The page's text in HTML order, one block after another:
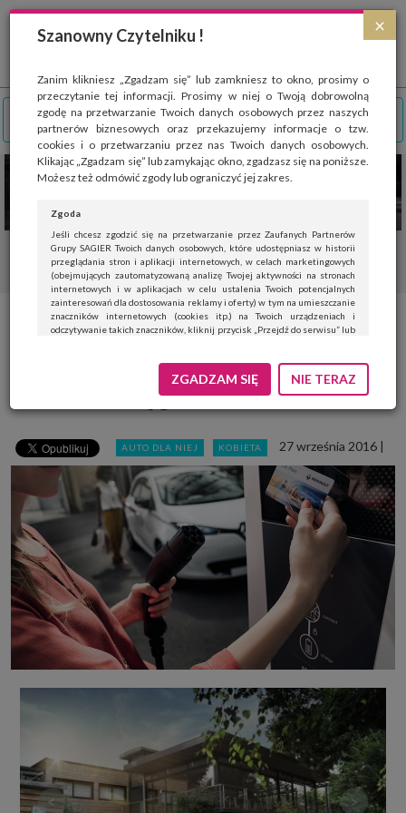
×
Szanowny Czytelniku !
Zanim klikniesz „Zgadzam się” lub zamkniesz to okno, prosimy o
przeczytanie tej informacji. Prosimy w niej o Twoją dobrowolną
zgodę na przetwarzanie Twoich danych osobowych przez naszych
partnerów biznesowych oraz przekazujemy informacje o tzw.
cookies i o przetwarzaniu przez nas Twoich danych osobowych.
Klikając „Zgadzam się” lub zamykając okno, zgadzasz się na poniższe.
Możesz też odmówić zgody lub ograniczyć jej zakres.
Zgoda
Jeśli chcesz zgodzić się na przetwarzanie przez Zaufanych Partnerów
Grupy SAGIER Twoich danych osobowych, które udostępniasz w historii
przeglądania stron i aplikacji internetowych, w celach marketingowych
(obejmujących zautomatyzowaną analizę Twojej aktywności na stronach
internetowych i w aplikacjach w celu ustalenia Twoich potencjalnych
zainteresowań dla dostosowania reklamy i oferty) w tym na umieszczanie
znaczników internetowych (cookies itp.) na Twoich urządzeniach i
odczytywanie takich znaczników, kliknij przycisk „Przejdź do serwisu” lub
Jeśli nie chcesz wyrazić zgody, kliknij „Nie teraz”.
Wyrażenie zgody jest dobrowolne. Możesz edytować zakres zgody, w tym
marketingowych Zaufanych Partnerów. Zaufani Partnerzy to firmy z
obszaru e-commerce i reklamodawcy oraz działające w ich imieniu domy
mediowe i podobne organizacje, z którymi Grupa SAGIER współpracuje.
Podmioty z Grupy SAGIER w ramach udostępnianych przez siebie usług
internetowych przetwarzają Twoje dane we własnych celach
marketingowych w oparciu o prawnie uzasadniony, wspólny interes
podmiotów Grupy SAGIER. Przetwarzanie takie nie wymaga dodatkowej
zgody z Twojej strony, ale możesz mu się w każdej chwili sprzeciwić. O ile
nie zdecydujesz inaczej, dokonując stosownych zmian ustawień w Twojej
przeglądarce, podmioty z Grupy SAGIER będą również instalować na
Twoich urządzeniach pliki cookies i podobne oraz odczytywać informacje z
takich plików. Bliższe informacje o cookies znajdziesz w akapicie
„Cookies” pod koniec tej informacji.
Administrator danych osobowych
Administratorami Twoich danych są podmioty z Grupy SAGIER czyli
podmioty z grupy kapitałowej SAGIER, w której skład wchodzą Sagier Sp. z
o.o. ul. Cegielniana 18c/3, 35-310 Rzeszów oraz Podmioty Zależne.
danych w ramach poszczególnych Usług mogą być również Zaufani
http://www.biznesistyl.pl/
http://poradnikbudowlany.eu/
https://modnieizdrowo.pl/
ZGADZAM SIĘ NIE TERAZ
Strona wykorzystuje pliki cookies, które służą głównie do celów statystycznych.
Wyrażając zgodę na używanie 'cookies', zezwalasz na zapisanie ich w pamięci
przeglądarki. Przejdź do
polityki cookies
400 km ze 100-procentowym
napędem elektrycznym – nowy
rekord zasięgu Renault ZOE
AUTO DLA NIEJ KOBIETA 27 września 2016 |
< >